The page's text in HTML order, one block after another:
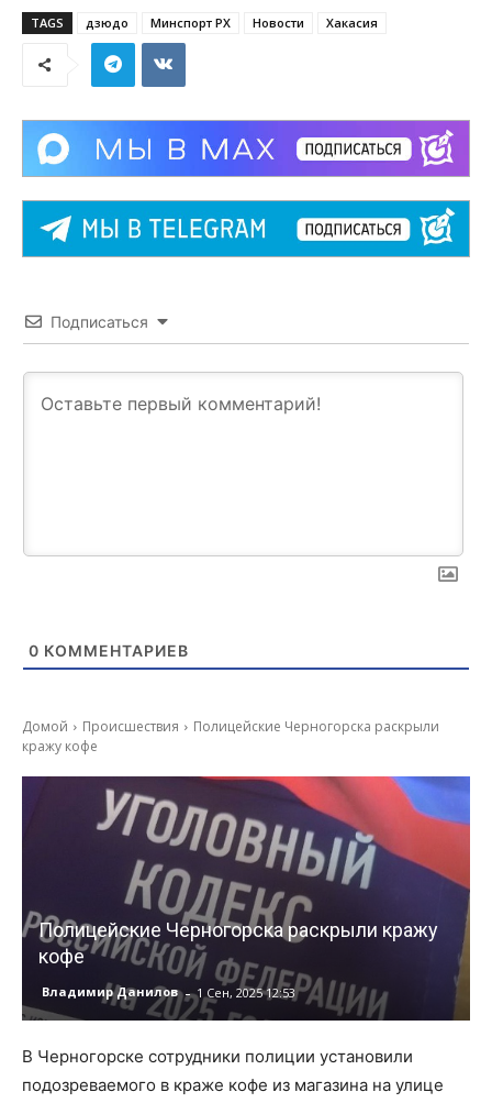
TAGS дзюдо Минспорт РХ Новости Хакасия
Подписаться
0 КОММЕНТАРИЕВ